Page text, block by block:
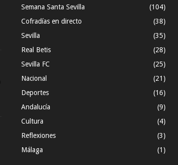
Semana Santa Sevilla
(104)
Cofradías en directo
(38)
Sevilla
(35)
Real Betis
(28)
Sevilla FC
(25)
Nacional
(21)
Deportes
(16)
Andalucía
(9)
Cultura
(4)
Reflexiones
(3)
Málaga
(1)